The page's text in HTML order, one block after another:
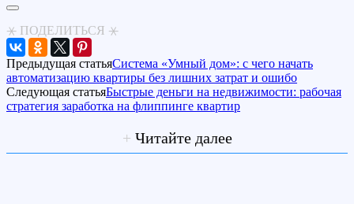
⚹ ПОДЕЛИТЬСЯ ⚹
Предыдущая статьяСистема «Умный дом»: с чего начать
автоматизацию квартиры без лишних затрат и ошибо
Следующая статьяБыстрые деньги на недвижимости: рабочая
стратегия заработка на флиппинге квартир
+ Читайте далее